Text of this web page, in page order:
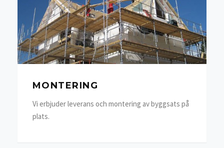
MONTERING
Vi erbjuder leverans och montering av byggsats på
plats.